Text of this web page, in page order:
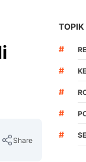
Share
TOPIK
#
#
#
#
#